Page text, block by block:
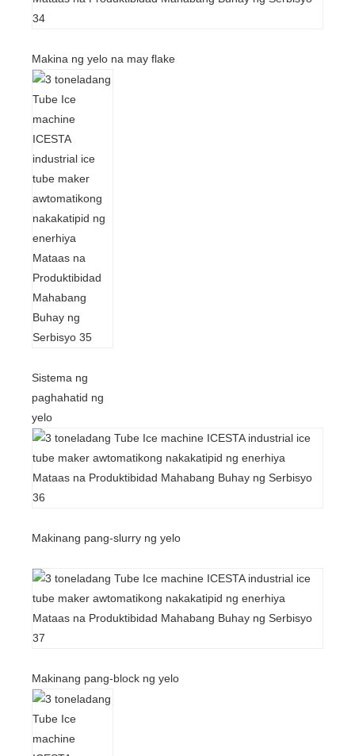
Makina ng yelo na may flake
Sistema ng
paghahatid ng
yelo
Makinang pang-slurry ng yelo
Makinang pang-block ng yelo